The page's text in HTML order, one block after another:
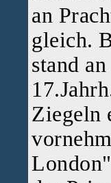
an
gleich.
stand
Ziegeln